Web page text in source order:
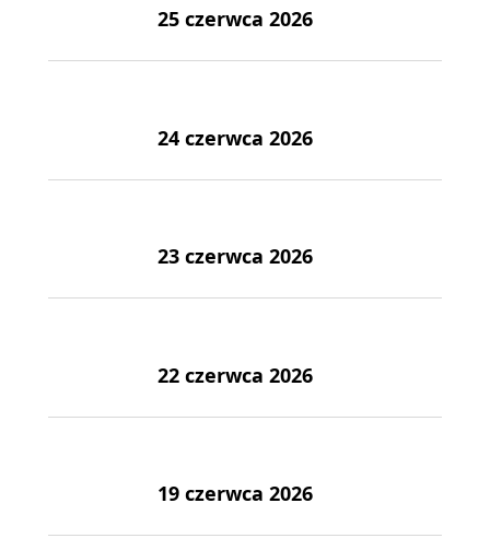
25 czerwca 2026
24 czerwca 2026
23 czerwca 2026
22 czerwca 2026
19 czerwca 2026